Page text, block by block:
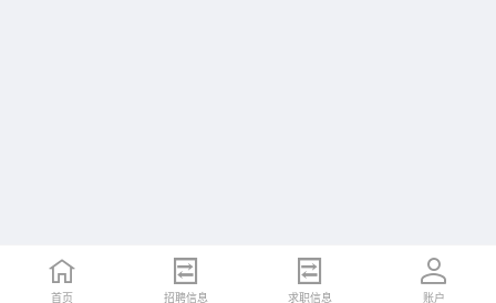
首页 招聘信息 求职信息 账户